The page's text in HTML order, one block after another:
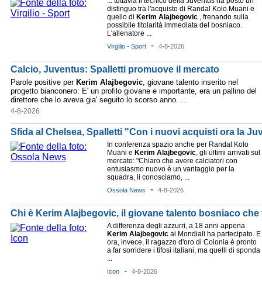
distinguo tra l'acquisto di Randal Kolo Muani e
quello di Kerim Alajbegovic , frenando sulla
possibile titolarità immediata del bosniaco.
L'allenatore ...
Virgilio - Sport - 4-8-2026
Calcio, Juventus: Spalletti promuove il mercato
Parole positive per Kerim Alajbegovic, giovane talento inserito nel
progetto bianconero: E' un profilo giovane e importante, era un pallino del
direttore che lo aveva gia' seguito lo scorso anno. ...
4-8-2026
Sfida al Chelsea, Spalletti "Con i nuovi acquisti ora la
In conferenza spazio anche per Randal Kolo
Muani e Kerim Alajbegovic, gli ultimi arrivati sul
mercato: "Chiaro che avere calciatori con
entusiasmo nuovo è un vantaggio per la
squadra, li conosciamo, ...
Ossola News - 4-8-2026
Chi è Kerim Alajbegovic, il giovane talento bosniaco
A differenza degli azzurri, a 18 anni appena
Kerim Alajbegovic ai Mondiali ha partecipato. E
ora, invece, il ragazzo d'oro di Colonia è pronto
a far sorridere i tifosi italiani, ma quelli di sponda
...
Icon - 4-8-2026